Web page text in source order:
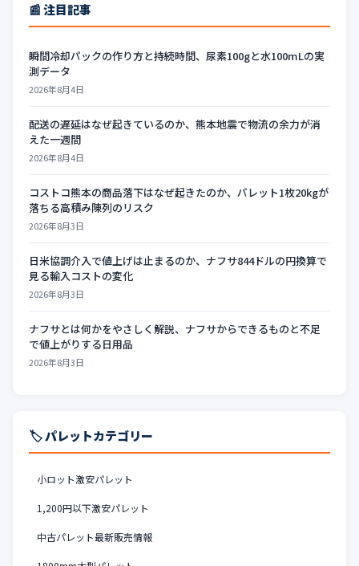
📰 注目記事
瞬間冷却パックの作り方と持続時間、尿素100gと水100mLの実
測データ
2026年8月4日
配送の遅延はなぜ起きているのか、熊本地震で物流の余力が消
えた一週間
2026年8月4日
コストコ熊本の商品落下はなぜ起きたのか、パレット1枚20kgが
落ちる高積み陳列のリスク
2026年8月3日
日米協調介入で値上げは止まるのか、ナフサ844ドルの円換算で
見る輸入コストの変化
2026年8月3日
ナフサとは何かをやさしく解説、ナフサからできるものと不足
で値上がりする日用品
2026年8月3日
🏷️ パレットカテゴリー
小ロット激安パレット
1,200円以下激安パレット
中古パレット最新販売情報